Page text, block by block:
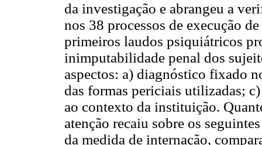
da investigação e abrangeu a
nos 38 processos de execução
primeiros laudos psiquiátricos
inimputabilidade penal dos
aspectos: a) diagnóstico fixado
das formas periciais utilizadas;
ao contexto da instituição.
atenção recaiu sobre os
da medida de internação,